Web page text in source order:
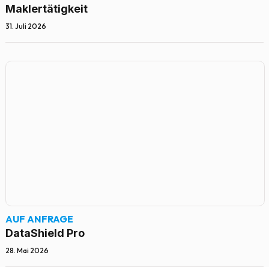
Maklertätigkeit
31. Juli 2026
AUF ANFRAGE
DataShield Pro
28. Mai 2026